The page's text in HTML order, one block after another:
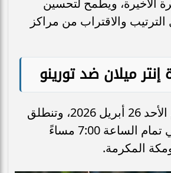
والاقتراب من مراكز
إنتر ميلان ضد تورينو
تُقام المباراة يوم الأحد 26 أبريل 2026، وتنطلق
صافرة البداية في تمام الساعة 7:00 مساءً
المكرمة.